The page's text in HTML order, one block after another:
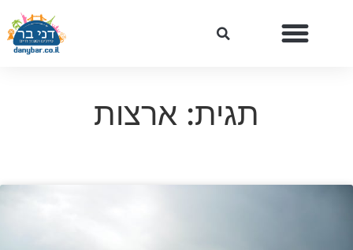
תגית: ארצות